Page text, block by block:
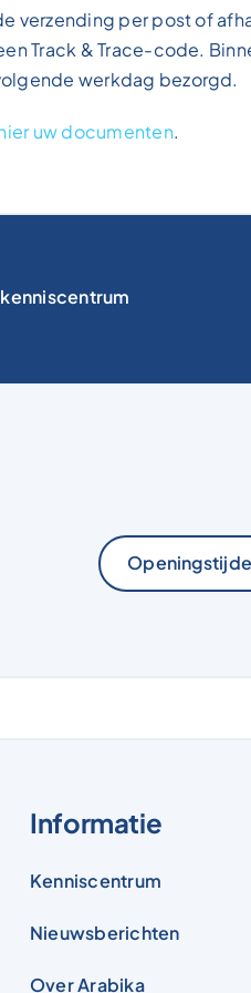
verzending per post of
Track & Trace-code.
werkdag bezorgd.
uw documenten.
Informatie
Kenniscentrum
Nieuwsberichten
Over Arabika